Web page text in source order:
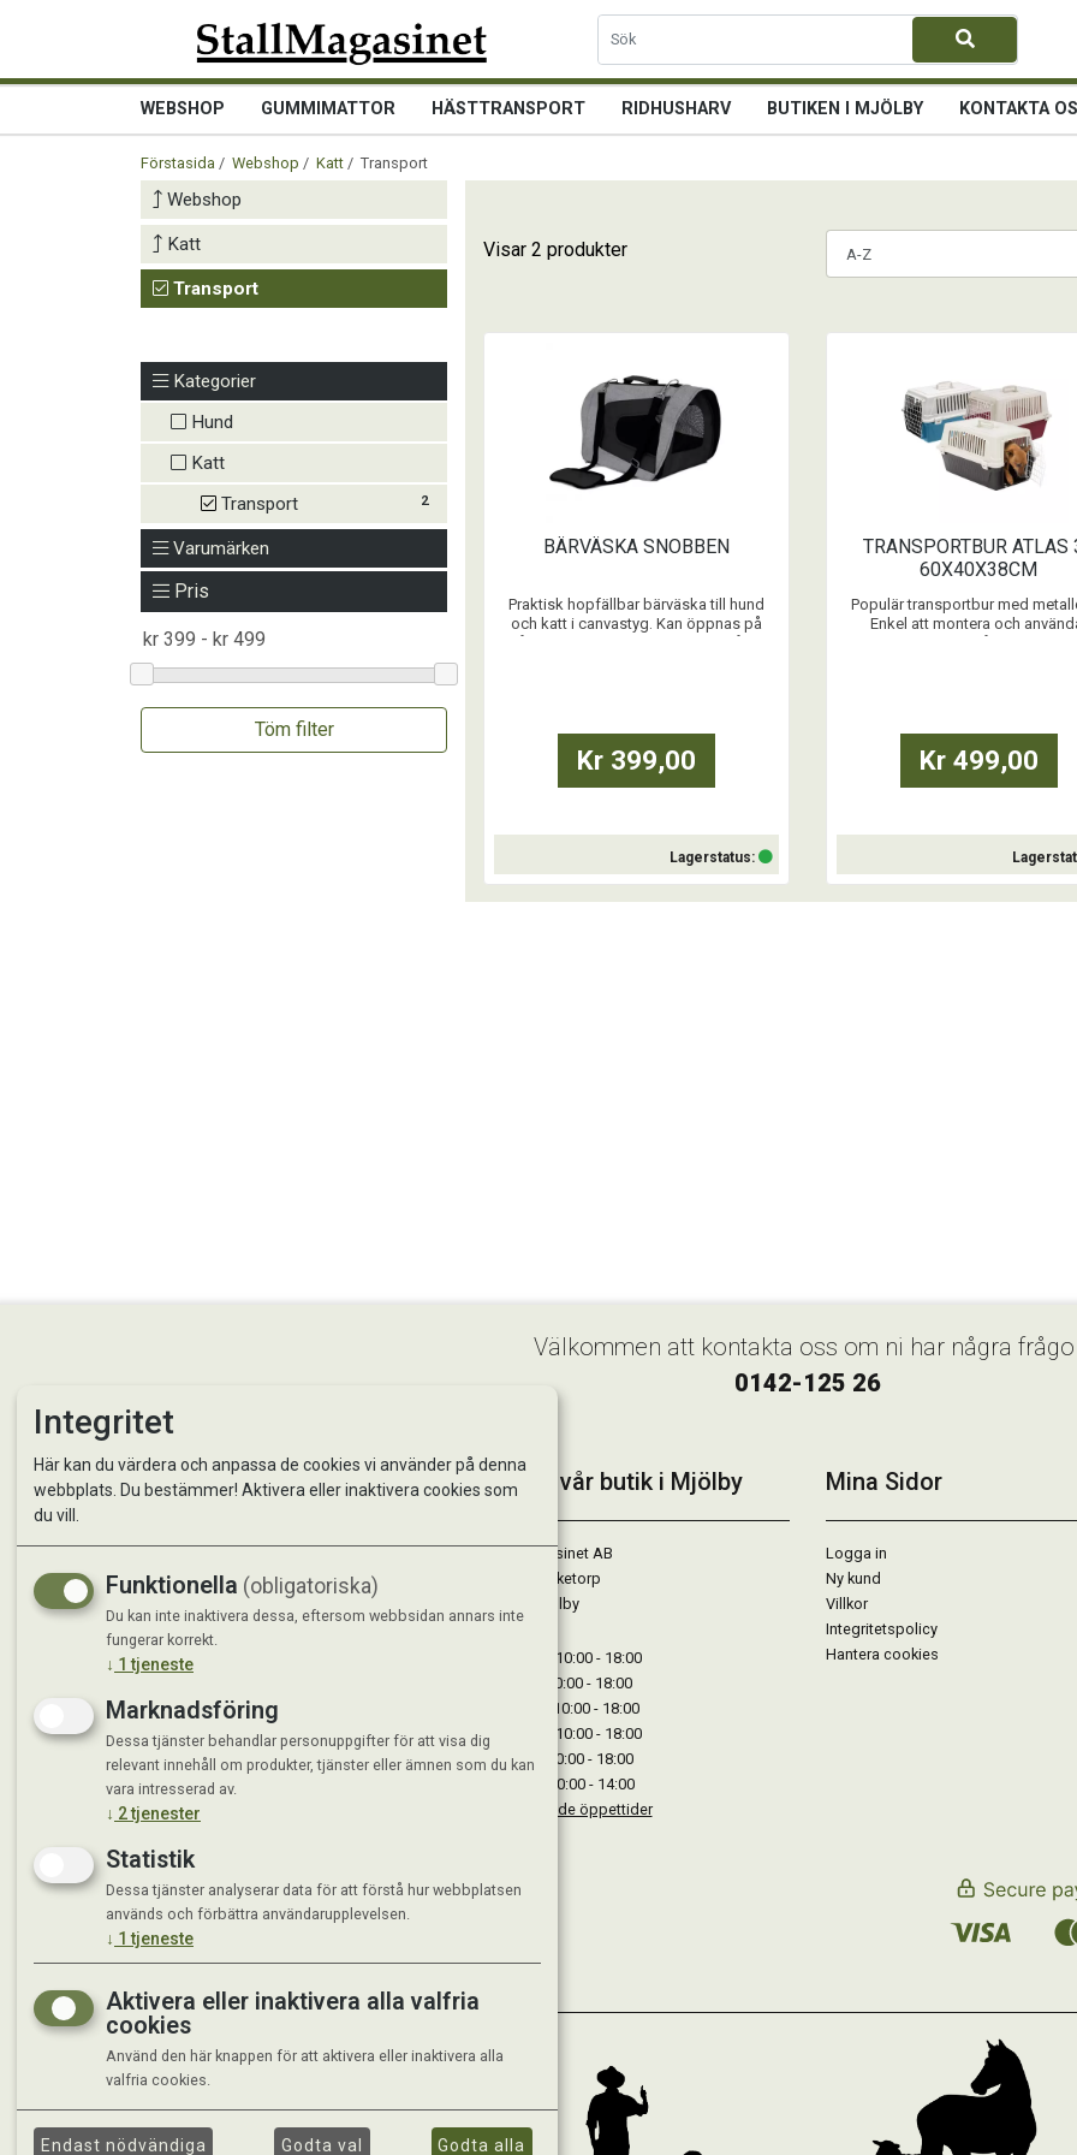
WEBSHOP GUMMIMATTOR HÄSTTRANSPORT RIDHUSHARV BUTIKEN I MJÖLBY KONTAKTA
Förstasida / Webshop / Katt / Transport
Webshop
Katt
Transport
Kategorier
Hund
Katt
2
Transport
Varumärken
Pris
Töm filter
Visar 2 produkter
BÄRVÄSKA SNOBBEN
Praktisk hopfällbar bärväska till hund
och katt i canvastyg. Kan öppnas på
...
Kr 399,00
Lagerstatus:
TRANSPORTBUR ATLAS
60X40X38CM
Populär transportbur med
Enkel att montera och
Kr 499,00
Välkommen att kontakta oss om ni har några
0142-125 26
StallMagasinet AB
Kontakta oss
Om oss
Besök vår butik i Mjölby
StallMagasinet AB
Västra Lärketorp
59595 Mjölby
Måndag : 10:00 - 18:00
Tisdag : 10:00 - 18:00
Onsdag : 10:00 - 18:00
Torsdag : 10:00 - 18:00
Fredag : 10:00 - 18:00
Lördag : 10:00 - 14:00
Se avvikande öppettider
Mina Sidor
Logga in
Ny kund
Villkor
Integritetspolicy
Hantera cookies
Integritet
Här kan du värdera och anpassa de cookies vi använder på denna
webbplats. Du bestämmer! Aktivera eller inaktivera cookies som
du vill.
Funktionella (obligatoriska)
Du kan inte inaktivera dessa, eftersom webbsidan annars inte
fungerar korrekt.
↓ 1 tjeneste
Marknadsföring
Dessa tjänster behandlar personuppgifter för att visa dig
relevant innehåll om produkter, tjänster eller ämnen som du kan
vara intresserad av.
↓ 2tjenester
Statistik
Dessa tjänster analyserar data för att förstå hur webbplatsen
används och förbättra användarupplevelsen.
↓ 1 tjeneste
Aktivera eller inaktivera alla valfria
cookies
Använd den här knappen för att aktivera eller inaktivera alla
valfria cookies.
Endast nödvändiga Godta val Godta alla